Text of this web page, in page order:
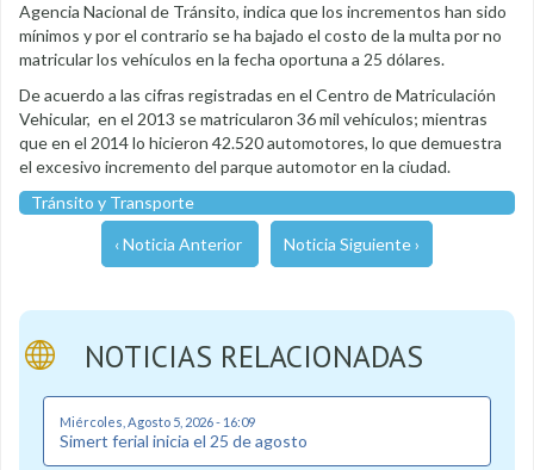
Agencia Nacional de Tránsito, indica que los incrementos han sido
mínimos y por el contrario se ha bajado el costo de la multa por no
matricular los vehículos en la fecha oportuna a 25 dólares.
De acuerdo a las cifras registradas en el Centro de Matriculación
Vehicular, en el 2013 se matricularon 36 mil vehículos; mientras
que en el 2014 lo hicieron 42.520 automotores, lo que demuestra
el excesivo incremento del parque automotor en la ciudad.
Tránsito y Transporte
‹ Noticia Anterior Noticia Siguiente ›
NOTICIAS RELACIONADAS
Miércoles, Agosto 5, 2026 - 16:09
Simert ferial inicia el 25 de agosto